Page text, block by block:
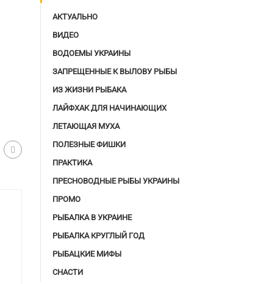
АКТУАЛЬНО
ВИДЕО
ВОДОЕМЫ УКРАИНЫ
ЗАПРЕЩЕННЫЕ К ВЫЛОВУ РЫБЫ
ИЗ ЖИЗНИ РЫБАКА
ЛАЙФХАК ДЛЯ НАЧИНАЮЩИХ
ЛЕТАЮЩАЯ МУХА
ПОЛЕЗНЫЕ ФИШКИ
ПРАКТИКА
ПРЕСНОВОДНЫЕ РЫБЫ УКРАИНЫ
ПРОМО
РЫБАЛКА В УКРАИНЕ
РЫБАЛКА КРУГЛЫЙ ГОД
РЫБАЦКИЕ МИФЫ
СНАСТИ